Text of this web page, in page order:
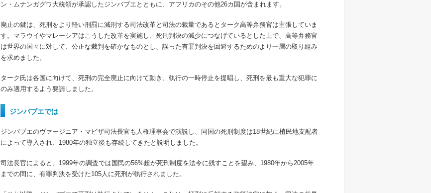
ン・ムナンガグワ大統領が承認したジンバブエとともに、アフリカのその他26カ国が含まれます。
廃止の鍵は、死刑をより軽い刑罰に減刑する司法改革と司法の裁量であるとターク高等弁務官は主張していま
す。マラウイやマレーシアはこうした改革を実施し、死刑判決の減少につなげているとした上で、高等弁務官
は世界の国々に対して、公正な裁判を確かなものとし、誤った有罪判決を回避するためのより一層の取り組み
を求めました。
ターク氏は各国に向けて、死刑の完全廃止に向けて動き、執行の一時停止を提唱し、死刑を最も重大な犯罪に
のみ適用するよう要請しました。
ジンバブエでは
ジンバブエのヴァージニア・マビザ司法長官も人権理事会で演説し、同国の死刑制度は18世紀に植民地支配者
によって導入され、 1980年の独立後も存続してきたと説明しました。
司法長官によると、 1999年の調査では国民の56%超が死刑制度を法令に残すことを望み、 1980年から2005年
までの間に、有罪判決を受けた105人に死刑が執行されました。